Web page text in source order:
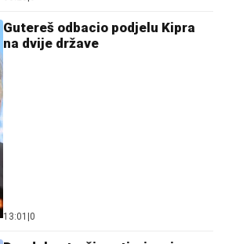
Gutereš odbacio podjelu Kipra
na dvije države
13:01 |0